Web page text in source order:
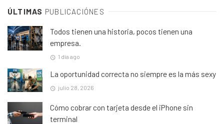
ÚLTIMAS PUBLICACIÓNES
Todos tienen una historia, pocos tienen una
empresa.
1 día ago
La oportunidad correcta no siempre es la más sexy
julio 28, 2026
Cómo cobrar con tarjeta desde el iPhone sin
terminal